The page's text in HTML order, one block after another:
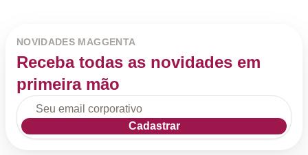
NOVIDADES MAGGENTA
Receba todas as novidades em
primeira mão
Cadastrar